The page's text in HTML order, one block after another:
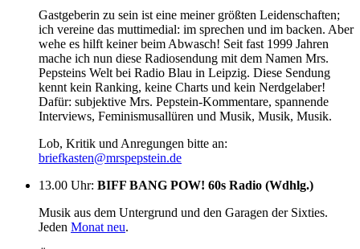
Gastgeberin zu sein ist eine meiner größten Leidenschaften;
ich vereine das muttimedial: im sprechen und im backen. Aber
wehe es hilft keiner beim Abwasch! Seit fast 1999 Jahren
mache ich nun diese Radiosendung mit dem Namen Mrs.
Pepsteins Welt bei Radio Blau in Leipzig. Diese Sendung
kennt kein Ranking, keine Charts und kein Nerdgelaber!
Dafür: subjektive Mrs. Pepstein-Kommentare, spannende
Interviews, Feminismusallüren und Musik, Musik, Musik.
Lob, Kritik und Anregungen bitte an:
briefkasten@mrspepstein.de
13.00 Uhr: BIFF BANG POW! 60s Radio (Wdhlg.)
Musik aus dem Untergrund und den Garagen der Sixties.
Jeden Monat neu.